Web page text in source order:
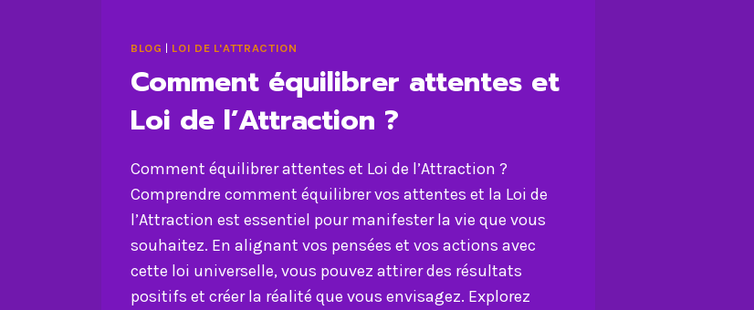
BLOG | LOI DE L'ATTRACTION
Comment équilibrer attentes et
Loi de l’Attraction ?
Comment équilibrer attentes et Loi de l’Attraction ?
Comprendre comment équilibrer vos attentes et la Loi de
l’Attraction est essentiel pour manifester la vie que vous
souhaitez. En alignant vos pensées et vos actions avec
cette loi universelle, vous pouvez attirer des résultats
positifs et créer la réalité que vous envisagez. Explorez